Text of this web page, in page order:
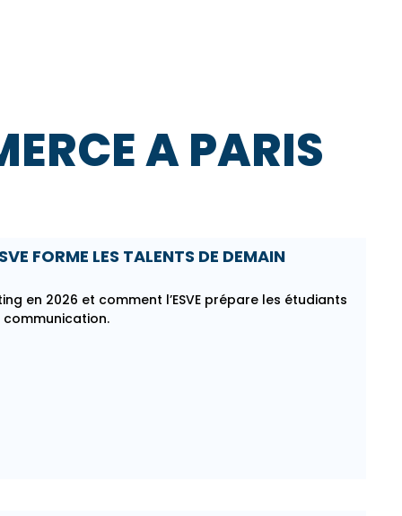
A PARIS​
FORME LES TALENTS DE DEMAIN
en 2026 et comment l’ESVE prépare les étudiants